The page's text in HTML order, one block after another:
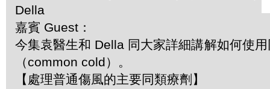
Della
嘉賓 Guest：
今集袁醫生和 Della 同大家詳細講解如何使
（common cold）。
【處理普通傷風的主要同類療劑】